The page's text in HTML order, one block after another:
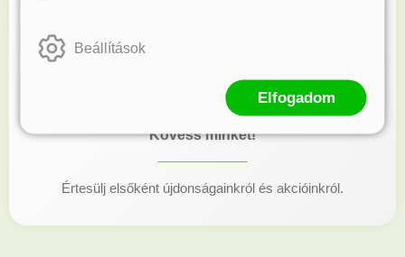
Kövess minket!
Értesülj elsőként újdonságainkról és akcióinkról.
Beállítások
Elfogadom